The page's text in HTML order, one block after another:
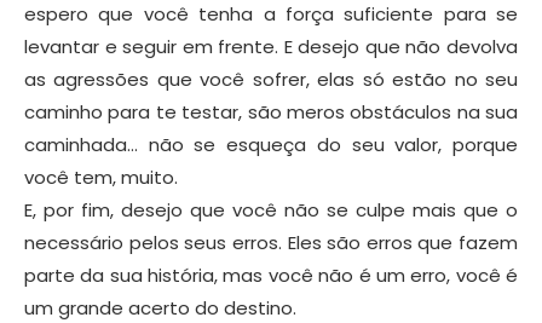
espero que você tenha a força suficiente para se
levantar e seguir em frente. E desejo que não devolva
as agressões que você sofrer, elas só estão no seu
caminho para te testar, são meros obstáculos na sua
caminhada… não se esqueça do seu valor, porque
você tem, muito.
E, por fim, desejo que você não se culpe mais que o
necessário pelos seus erros. Eles são erros que fazem
parte da sua história, mas você não é um erro, você é
um grande acerto do destino.